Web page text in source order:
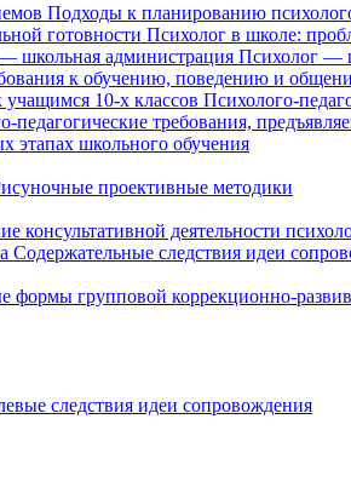
Подходы к планированию
готовности Психолог в школе:
школьная администрация Психолог —
к обучению, поведению и
учащимся 10-х классов Психолого-
педагогические требования,
этапах школьного обучения
проективные методики
консультативной деятельности
Содержательные следствия идеи
формы групповой коррекционно-
следствия идеи сопровождения